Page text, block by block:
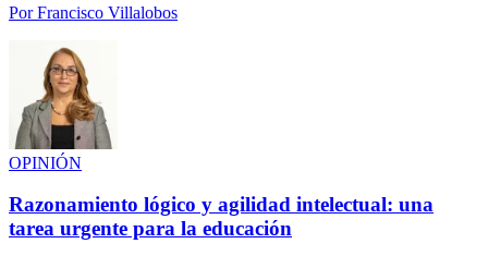
PorFrancisco Villalobos
OPINIÓN
Razonamiento lógico y agilidad intelectual: una
tarea urgente para la educación